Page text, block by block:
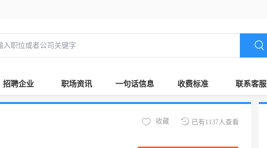
招聘企业 职场资讯 一句话信息 收费标准 联系客服
已有1137人查看
收藏